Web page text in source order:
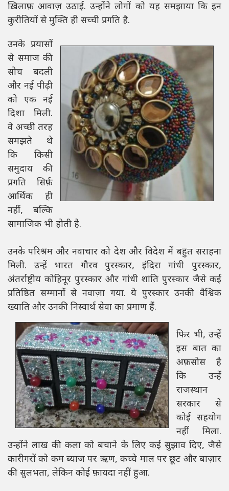
ख़िलाफ़ आवाज़ उठाई. उन्होंने लोगों को यह समझाया कि इन
कुरीतियों से मुक्ति ही सच्ची प्रगति है.
उनके प्रयासों
से समाज की
सोच बदली
और नई पीढ़ी
को एक नई
दिशा मिली.
वे अच्छी तरह
समझते थे
कि किसी
समुदाय की
प्रगति सिर्फ़
आर्थिक ही
नहीं, बल्कि
सामाजिक भी होती है.
उनके परिश्रम और नवाचार को देश और विदेश में बहुत सराहना
मिली. उन्हें भारत गौरव पुरस्कार, इंदिरा गांधी पुरस्कार,
अंतर्राष्ट्रीय कोहिनूर पुरस्कार और गांधी शांति पुरस्कार जैसे कई
प्रतिष्ठित सम्मानों से नवाज़ा गया. ये पुरस्कार उनकी वैश्विक
ख्याति और उनकी निस्वार्थ सेवा का प्रमाण हैं.
फिर भी, उन्हें
इस बात का
अफ़सोस है
कि उन्हें
राजस्थान
सरकार से
कोई सहयोग
नहीं मिला.
उन्होंने लाख की कला को बचाने के लिए कई सुझाव दिए, जैसे
कारीगरों को कम ब्याज पर ऋण, कच्चे माल पर छूट और बाज़ार
की सुलभता, लेकिन कोई फ़ायदा नहीं हुआ.